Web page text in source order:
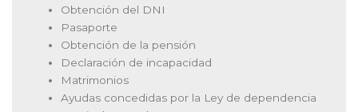
Obtención del DNI
Pasaporte
Obtención de la pensión
Declaración de incapacidad
Matrimonios
Ayudas concedidas por la Ley de dependencia